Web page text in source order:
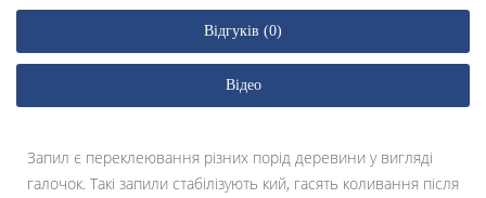
Відгуків (0)
Відео
Запил є переклеювання різних порід деревини у вигляді
галочок. Такі запили стабілізують кий, гасять коливання після